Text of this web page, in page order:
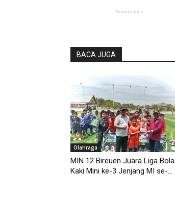
BACA JUGA
Olahraga
MIN 12 Bireuen Juara Liga Bola
Kaki Mini ke-3 Jenjang MI se-...